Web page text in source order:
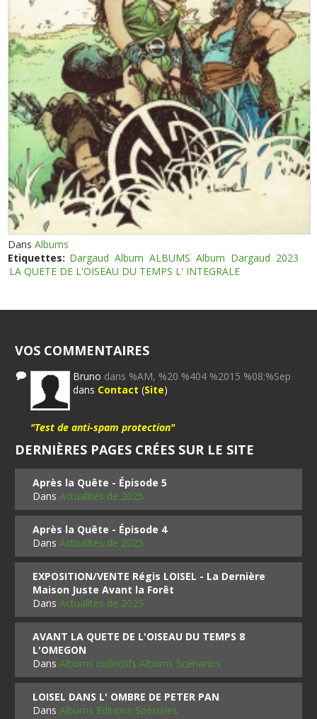
DansAlbums
Etiquettes: Dargaud Album ALBUMS Album Dargaud 2023
LA QUETE DE L'OISEAU DU TEMPS L' INTEGRALE
VOS COMMENTAIRES
Bruno dans %AM, %20 %404 %2015 %08:%Sep
dans Contact (Site)
"Test de anti-spam protection"
DERNIÈRES PAGES CRÉES SUR LE SITE
Après la Quête - Épisode 5
DansActualités de 2025
Après la Quête - Épisode 4
DansActualités de 2025
EXPOSITION/VENTE Régis LOISEL - La Dernière
Maison Juste Avant la Forêt
DansActualités de 2025
AVANT LA QUETE DE L'OISEAU DU TEMPS 8
L'OMEGON
DansAlbums collectifs Albums Scénarios
LOISEL DANS L' OMBRE DE PETER PAN
DansAlbums Editions Spéciales